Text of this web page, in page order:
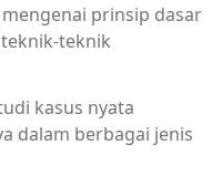
prinsip dasar
teknik
kasus nyata
dalam berbagai jenis